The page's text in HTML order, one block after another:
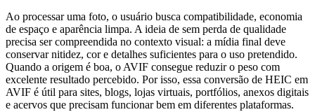
Ao processar uma foto, o usuário busca compatibilidade, economia
de espaço e aparência limpa. A ideia de sem perda de qualidade
precisa ser compreendida no contexto visual: a mídia final deve
conservar nitidez, cor e detalhes suficientes para o uso pretendido.
Quando a origem é boa, o AVIF consegue reduzir o peso com
excelente resultado percebido. Por isso, essa conversão de HEIC em
AVIF é útil para sites, blogs, lojas virtuais, portfólios, anexos digitais
e acervos que precisam funcionar bem em diferentes plataformas.